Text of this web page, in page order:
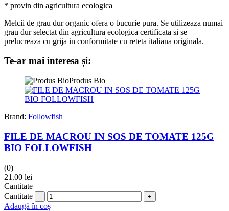
* provin din agricultura ecologica
Melcii de grau dur organic ofera o bucurie pura. Se utilizeaza numai
grau dur selectat din agricultura ecologica certificata si se
prelucreaza cu grija in conformitate cu reteta italiana originala.
Te-ar mai interesa și:
Produs Bio
Brand: Followfish
FILE DE MACROU IN SOS DE TOMATE 125G
BIO FOLLOWFISH
(0)
21.00 lei
Cantitate
Cantitate
Adaugă în coș